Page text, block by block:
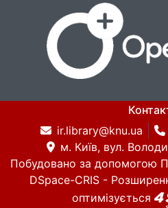
ir.library@knu.ua
м. Київ, вул.
Побудовано за допомогою
DSpace-CRIS -
оптимізується